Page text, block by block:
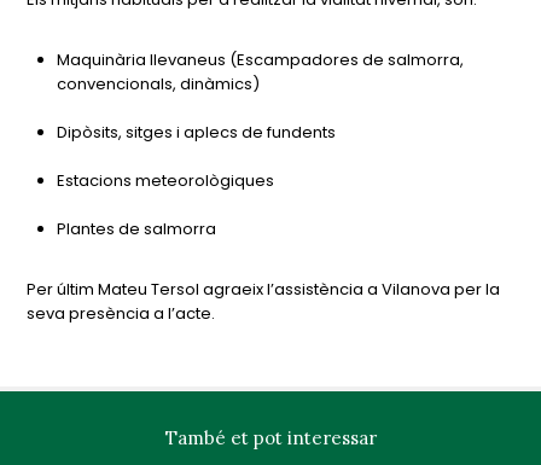
Maquinària llevaneus (Escampadores de salmorra,
convencionals, dinàmics)
Dipòsits, sitges i aplecs de fundents
Estacions meteorològiques
Plantes de salmorra
Per últim Mateu Tersol agraeix l’assistència a Vilanova per la
seva presència a l’acte.
També et pot interessar